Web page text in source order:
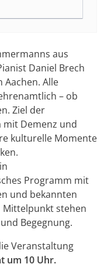
aus
Daniel Brech
Aachen. Alle
– ob
Ziel der
mit Demenz und
kulturelle Momente
Programm mit
und bekannten
Mittelpunkt stehen
Begegnung.
Veranstaltung
um 10 Uhr.